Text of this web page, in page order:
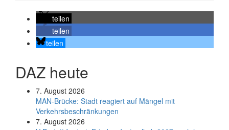
teilen
teilen
teilen
DAZ heute
7. August 2026
MAN-Brücke: Stadt reagiert auf Mängel mit
Verkehrsbeschränkungen
7. August 2026